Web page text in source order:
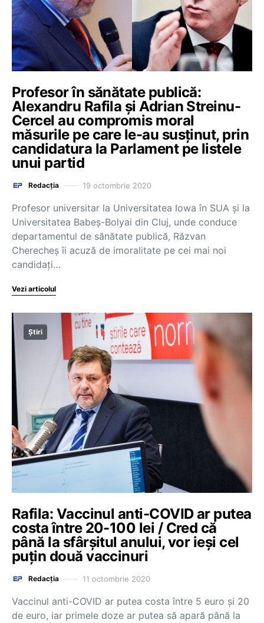
Profesor în sănătate publică:
Alexandru Rafila și Adrian Streinu-
Cercel au compromis moral
măsurile pe care le-au susținut, prin
candidatura la Parlament pe listele
unui partid
Redacția 19 octombrie 2020
Profesor universitar la Universitatea Iowa în SUA şi la
Universitatea Babeş-Bolyai din Cluj, unde conduce
departamentul de sănătate publică, Răzvan
Cherecheș îi acuză de imoralitate pe cei mai noi
candidați…
Vezi articolul
Știri
Rafila: Vaccinul anti-COVID ar putea
costa între 20-100 lei / Cred că
până la sfârșitul anului, vor ieși cel
puțin două vaccinuri
Redacția 11 octombrie 2020
Vaccinul anti-COVID ar putea costa între 5 euro și 20
de euro, iar primele doze ar putea să apară până la